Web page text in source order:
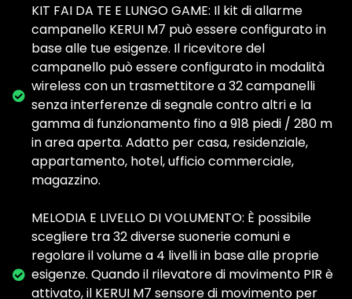
KIT FAI DA TE E LUNGO GAME: Il kit di allarme
campanello KERUI M7 può essere configurato in
base alle tue esigenze. Il ricevitore del
campanello può essere configurato in modalità
wireless con un trasmettitore a 32 campanelli
senza interferenze di segnale contro altri e la
gamma di funzionamento fino a 918 piedi / 280 m
in area aperta. Adatto per casa, residenziale,
appartamento, hotel, ufficio commerciale,
magazzino.
MELODIA E LIVELLO DI VOLUMENTO: È possibile
scegliere tra 32 diverse suonerie comuni e
regolare il volume a 4 livelli in base alle proprie
esigenze. Quando il rilevatore di movimento PIR è
attivato, il KERUI M7 sensore di movimento per